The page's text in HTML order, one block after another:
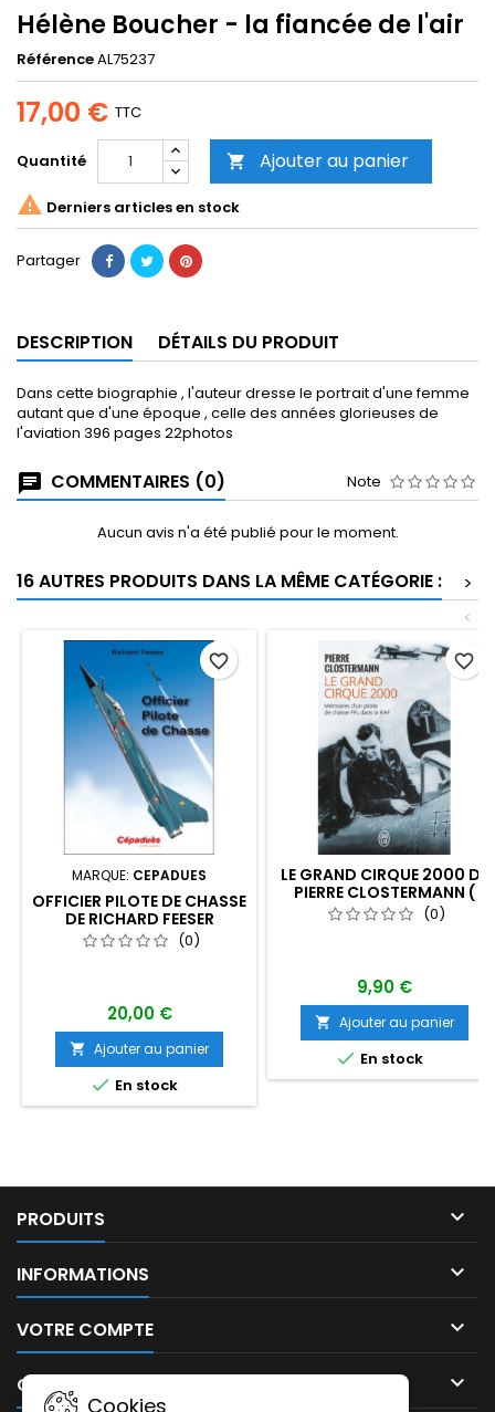
Hélène Boucher - la fiancée de l'air
RéférenceAL75237
17,00 € TTC
Quantité  Ajouter au panier
 Derniers articles en stock
Partager
DESCRIPTION DÉTAILS DU PRODUIT
Dans cette biographie , l'auteur dresse le portrait d'une femme
autant que d'une époque , celle des années glorieuses de
l'aviation 396 pages 22photos
COMMENTAIRES (0) Note
Aucun avis n'a été publié pour le moment.
16 AUTRES PRODUITS DANS LA MÊME CATÉGORIE :
>
<
MARQUE: CEPADUES
OFFICIER PILOTE DE CHASSE
DE RICHARD FEESER
(0)
20,00 €
 Ajouter au panier
 En stock
favorite_border
LE GRAND CIRQUE 2000 DE
PIERRE CLOSTERMANN (
VERSION POCHE)
(0)
9,90 €
 Ajouter au panier
 En stock
favorite_border
PRODUITS 
INFORMATIONS 
VOTRE COMPTE 
CONTACT 
Cookies